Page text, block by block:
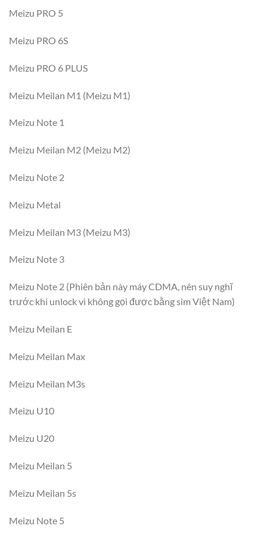
Meizu PRO 5
Meizu PRO 6S
Meizu PRO 6 PLUS
Meizu Meilan M1 (Meizu M1)
Meizu Note 1
Meizu Meilan M2 (Meizu M2)
Meizu Note 2
Meizu Metal
Meizu Meilan M3 (Meizu M3)
Meizu Note 3
Meizu Note 2 (Phiên bản này máy CDMA, nên suy nghĩ
trước khi unlock vì không gọi được bằng sim Việt Nam)
Meizu Meilan E
Meizu Meilan Max
Meizu Meilan M3s
Meizu U10
Meizu U20
Meizu Meilan 5
Meizu Meilan 5s
Meizu Note 5